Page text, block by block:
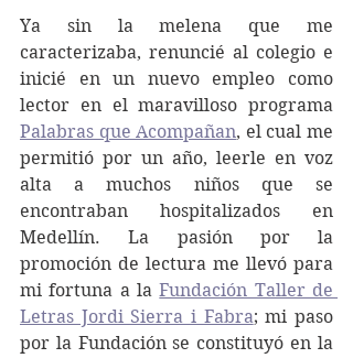
Ya sin la melena que me
caracterizaba, renuncié al colegio e
inicié en un nuevo empleo como
Palabras que Acompañan, el cual me
permitió por un año, leerle en voz
alta a muchos niños que se
encontraban hospitalizados en
Medellín. La pasión por la
promoción de lectura me llevó para
mi fortuna a la Fundación Taller de
Letras Jordi Sierra i Fabra; mi paso
por la Fundación se constituyó en la